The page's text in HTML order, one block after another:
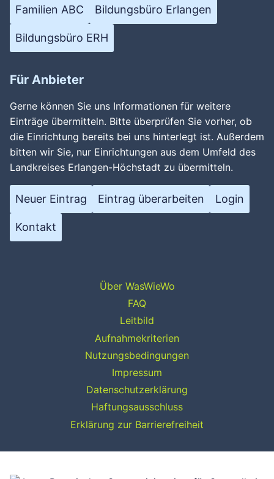
Familien ABC Bildungsbüro Erlangen
Bildungsbüro ERH
Für Anbieter
Gerne können Sie uns Informationen für weitere
Einträge übermitteln. Bitte überprüfen Sie vorher, ob
die Einrichtung bereits bei uns hinterlegt ist. Außerdem
bitten wir Sie, nur Einrichtungen aus dem Umfeld des
Landkreises Erlangen-Höchstadt zu übermitteln.
Neuer Eintrag Eintrag überarbeiten Login
Kontakt
Über WasWieWo
FAQ
Leitbild
Aufnahmekriterien
Nutzungsbedingungen
Impressum
Datenschutzerklärung
Haftungsausschluss
Erklärung zur Barrierefreiheit